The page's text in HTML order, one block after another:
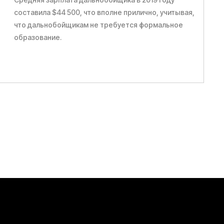
составила $44 500, что вполне прилично, учитывая,
что дальнобойщикам не требуется формальное
образование.